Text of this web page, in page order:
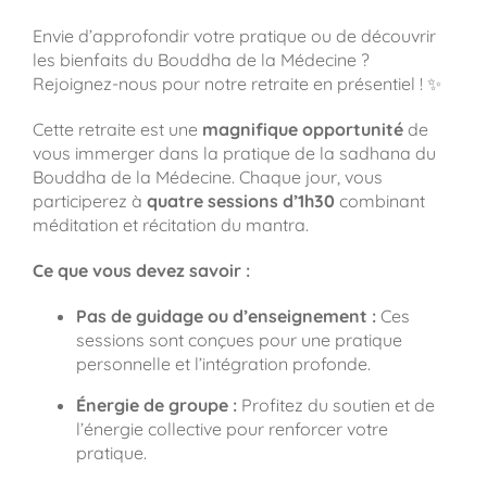
Envie d’approfondir votre pratique ou de découvrir
les bienfaits du Bouddha de la Médecine ?
Rejoignez-nous pour notre retraite en présentiel ! ✨
Cette retraite est une magnifique opportunitéde
vous immerger dans la pratique de la sadhana du
Bouddha de la Médecine. Chaque jour, vous
participerez à quatre sessions d’1h30combinant
méditation et récitation du mantra.
Ce que vous devez savoir :
Pas de guidage ou d’enseignement :Ces
sessions sont conçues pour une pratique
personnelle et l’intégration profonde.
Énergie de groupe :Profitez du soutien et de
l’énergie collective pour renforcer votre
pratique.